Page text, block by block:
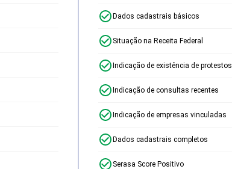
Dados cadastrais básicos
Situação na Receita Federal
Indicação de existência de protestos
Indicação de consultas recentes
Indicação de empresas vinculadas
Dados cadastrais completos
Serasa Score Positivo